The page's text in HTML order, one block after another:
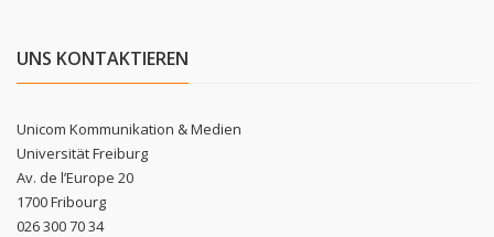
UNS KONTAKTIEREN
Unicom Kommunikation & Medien
Universität Freiburg
Av. de l’Europe 20
1700 Fribourg
026 300 70 34